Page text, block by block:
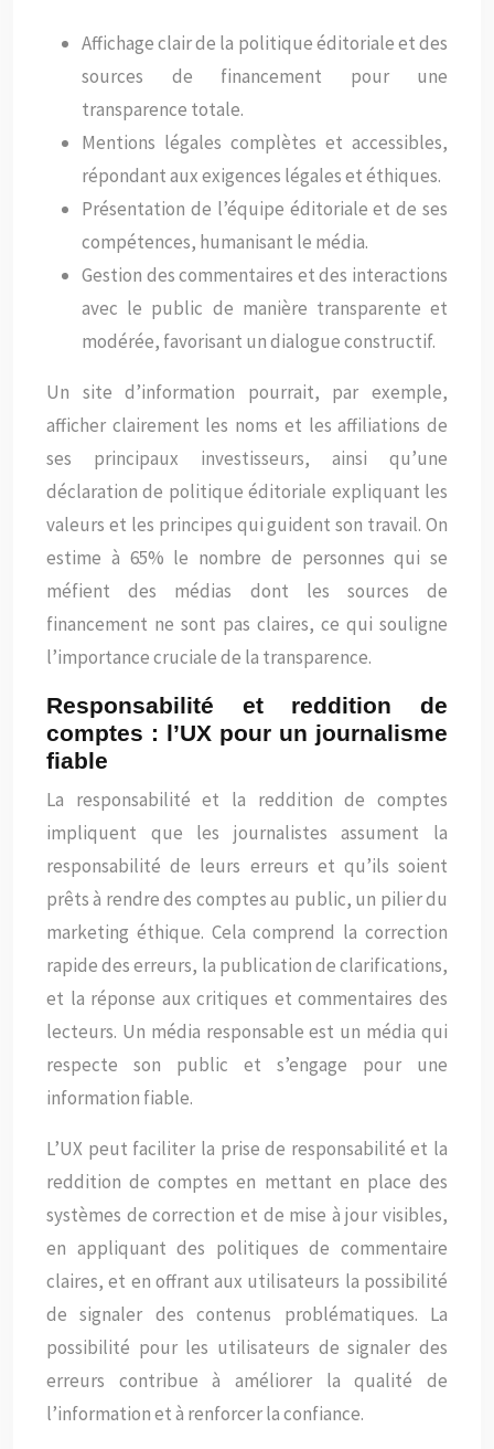
Affichage clair de la politique éditoriale et des
sources de financement pour une
transparence totale.
Mentions légales complètes et accessibles,
répondant aux exigences légales et éthiques.
Présentation de l’équipe éditoriale et de ses
compétences, humanisant le média.
Gestion des commentaires et des interactions
avec le public de manière transparente et
modérée, favorisant un dialogue constructif.
Un site d’information pourrait, par exemple,
afficher clairement les noms et les affiliations de
ses principaux investisseurs, ainsi qu’une
déclaration de politique éditoriale expliquant les
valeurs et les principes qui guident son travail. On
estime à 65% le nombre de personnes qui se
méfient des médias dont les sources de
financement ne sont pas claires, ce qui souligne
l’importance cruciale de la transparence.
Responsabilité et reddition de
comptes : l’UX pour un journalisme
fiable
La responsabilité et la reddition de comptes
impliquent que les journalistes assument la
responsabilité de leurs erreurs et qu’ils soient
prêts à rendre des comptes au public, un pilier du
marketing éthique. Cela comprend la correction
rapide des erreurs, la publication de clarifications,
et la réponse aux critiques et commentaires des
lecteurs. Un média responsable est un média qui
respecte son public et s’engage pour une
information fiable.
L’UX peut faciliter la prise de responsabilité et la
reddition de comptes en mettant en place des
systèmes de correction et de mise à jour visibles,
en appliquant des politiques de commentaire
claires, et en offrant aux utilisateurs la possibilité
de signaler des contenus problématiques. La
possibilité pour les utilisateurs de signaler des
erreurs contribue à améliorer la qualité de
l’information et à renforcer la confiance.